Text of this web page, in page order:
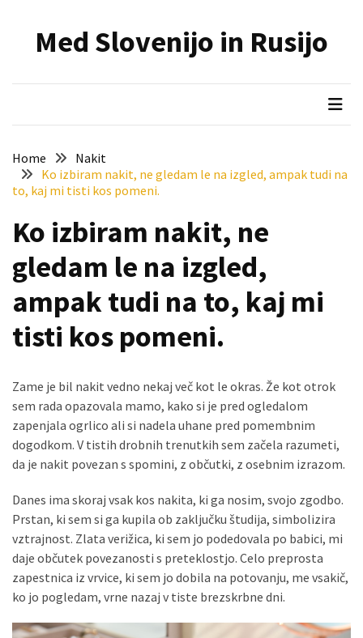
content
NAJNOVEJŠI
dedku
precej
spremenil
Zelo
priljubljena
naglavna
svetilka
povečuje
varnost
Konji
svobode,
moči
gibanja.
solarne
postanejo
contentMed Slovenijo in Rusijo
Home
Nakit
Ko izbiram nakit, ne gledam le na izgled, ampak tudi na
to, kaj mi tisti kos pomeni.
Ko izbiram nakit, ne
gledam le na izgled,
ampak tudi na to, kaj mi
tisti kos pomeni.
Zame je bil nakit vedno nekaj več kot le okras. Že kot otrok
sem rada opazovala mamo, kako si je pred ogledalom
zapenjala ogrlico ali si nadela uhane pred pomembnim
dogodkom. V tistih drobnih trenutkih sem začela razumeti,
da je nakit povezan s spomini, z občutki, z osebnim izrazom.
Danes ima skoraj vsak kos nakita, ki ga nosim, svojo zgodbo.
Prstan, ki sem si ga kupila ob zaključku študija, simbolizira
vztrajnost. Zlata verižica, ki sem jo podedovala po babici, mi
daje občutek povezanosti s preteklostjo. Celo preprosta
zapestnica iz vrvice, ki sem jo dobila na potovanju, me vsakič,
ko jo pogledam, vrne nazaj v tiste brezskrbne dni.